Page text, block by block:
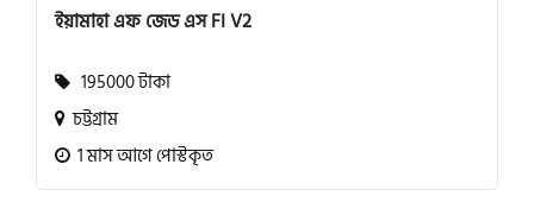
ইয়ামাহা এফ জেড এস FI V2
195000 টাকা
চট্টগ্রাম
1 মাস আগে পোস্টকৃত